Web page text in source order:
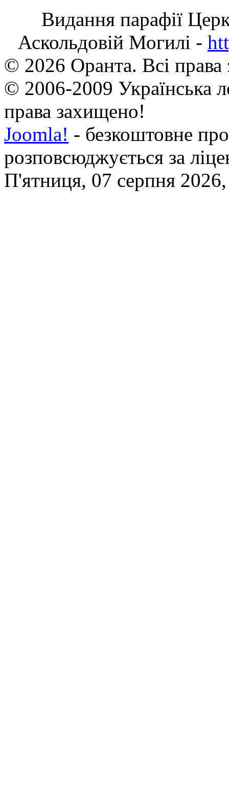
Видання парафії
Аскольдовій Могилі -
© 2026 Оранта. Всі
© 2006-2009 Українська
права захищено!
Joomla! - безкоштовне
розповсюджується за
П'ятниця, 07 серпня